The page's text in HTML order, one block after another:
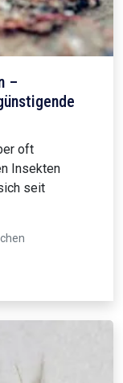
–
oft
Insekten
seit